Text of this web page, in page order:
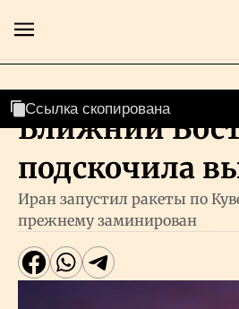
Главная
Экономика
Геополитика
Ближний
подскочила
Иран запустил ракеты по
прежнему заминирован
Ссылка скопирована
Ссылка скопирована